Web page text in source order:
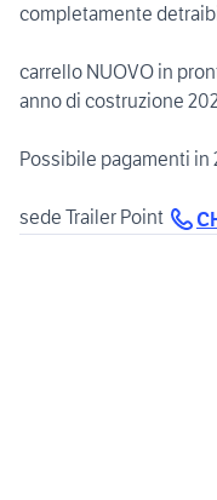
completamente
carrello NUOVO in
anno di costruzione
Possibile pagamenti in
sede Trailer Point